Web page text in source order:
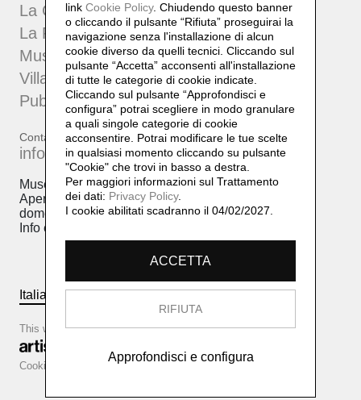
La Collezione
La Fondazione
Museo Villa Pia
Villa Pia 2
Pubblicazioni
Contatti
info@fondazionelindenberg.org
Museo Villa Pia, via Cantonale 24, 6948 Porza.
Apertura al pubblico: venerdì 10-17 sabato 10-17
domenica 10-17
Info e prenotazioni +41(0)919401864
Italiano English
Cookie configurator Cookie policy Privacy policy
This website is based on
link Cookie Policy. Chiudendo questo banner
o cliccando il pulsante “Rifiuta” proseguirai la
navigazione senza l'installazione di alcun
cookie diverso da quelli tecnici. Cliccando sul
pulsante “Accetta” acconsenti all'installazione
di tutte le categorie di cookie indicate.
Cliccando sul pulsante “Approfondisci e
configura” potrai scegliere in modo granulare
a quali singole categorie di cookie
acconsentire. Potrai modificare le tue scelte
in qualsiasi momento cliccando su pulsante
"Cookie" che trovi in basso a destra.
Per maggiori informazioni sul Trattamento
dei dati: Privacy Policy.
I cookie abilitati scadranno il 04/02/2027.
ACCETTA
RIFIUTA
Approfondisci e configura